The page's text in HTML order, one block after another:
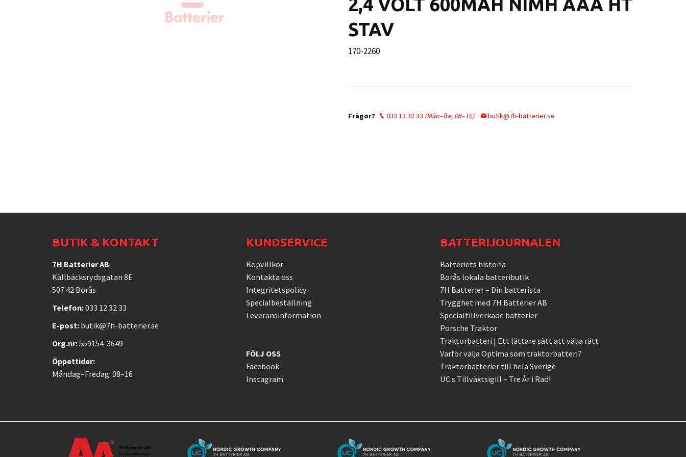
2,4 VOLT 600MAH NIMH AAA HT
STAV
170-2260
Frågor? 033 12 32 33 (Mån–fre, 08–16) butik@7h-batterier.se
BUTIK & KONTAKT
7H Batterier AB
Källbäcksrydsgatan 8E
507 42 Borås
Telefon:033 12 32 33
E-post: butik@7h-batterier.se
Org.nr:559154-3649
Öppettider:
Måndag–Fredag: 08–16
KUNDSERVICE
Köpvillkor
Kontakta oss
Integritetspolicy
Specialbeställning
Leveransinformation
FÖLJ OSS
Facebook
Instagram
BATTERIJOURNALEN
Batteriets historia
Borås lokala batteributik
7H Batterier – Din batterista
Trygghet med 7H Batterier AB
Specialtillverkade batterier
Porsche Traktor
Traktorbatteri | Ett lättare sätt att välja rätt
Varför välja Optima som traktorbatteri?
Traktorbatterier till hela Sverige
UC:s Tillväxtsigill – Tre År i Rad!